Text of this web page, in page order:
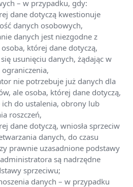
– w przypadku, gdy:
dane dotyczą kwestionuje
danych osobowych,
danych jest niezgodne z
której dane dotyczą,
usunięciu danych, żądając w
nie potrzebuje już danych dla
ale osoba, której dane dotyczą,
do ustalenia, obrony lub
roszczeń,
dane dotyczą, wniosła sprzeciw
danych, do czasu
prawnie uzasadnione podstawy
są nadrzędne
sprzeciwu;
danych – w przypadku